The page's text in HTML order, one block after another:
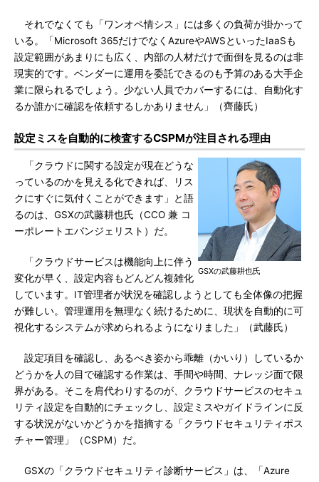
それでなくても「ワンオペ情シス」には多くの負荷が掛かって
いる。「Microsoft 365だけでなくAzureやAWSといったIaaSも
設定範囲があまりにも広く、内部の人材だけで面倒を見るのは非
現実的です。ベンダーに運用を委託できるのも予算のある大手企
業に限られるでしょう。少ない人員でカバーするには、自動化す
るか誰かに確認を依頼するしかありません」（齊藤氏）
設定ミスを自動的に検査するCSPMが注目される理由
GSXの武藤耕也氏
「クラウドに関する設定が現在どうな
っているのかを見える化できれば、リス
クにすぐに気付くことができます」と語
るのは、GSXの武藤耕也氏（CCO 兼 コ
ーポレートエバンジェリスト）だ。
「クラウドサービスは機能向上に伴う
変化が早く、設定内容もどんどん複雑化
しています。IT管理者が状況を確認しようとしても全体像の把握
が難しい。管理運用を無理なく続けるために、現状を自動的に可
視化するシステムが求められるようになりました」（武藤氏）
設定項目を確認し、あるべき姿から乖離（かいり）しているか
どうかを人の目で確認する作業は、手間や時間、ナレッジ面で限
界がある。そこを肩代わりするのが、クラウドサービスのセキュ
リティ設定を自動的にチェックし、設定ミスやガイドラインに反
する状況がないかどうかを指摘する「クラウドセキュリティポス
チャー管理」（CSPM）だ。
GSXの「クラウドセキュリティ診断サービス」は、「Azure